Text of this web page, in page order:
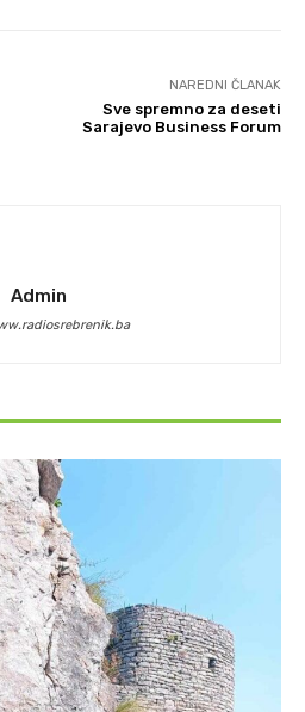
NAREDNI ČLANAK
Sve spremno za deseti
Sarajevo Business Forum
Admin